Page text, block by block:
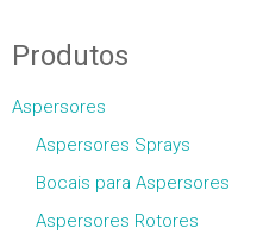
Produtos
Aspersores
Aspersores Sprays
Bocais para Aspersores
Aspersores Rotores